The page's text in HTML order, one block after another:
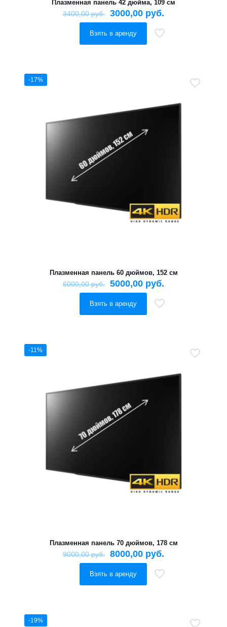
Плазменная панель 42 дюйма, 109 см
3400,00руб. 3000,00 руб.
Взять в аренду
-17%
Плазменная панель 60 дюймов, 152 см
6000,00руб. 5000,00 руб.
Взять в аренду
-11%
Плазменная панель 70 дюймов, 178 см
9000,00руб. 8000,00 руб.
Взять в аренду
-19%